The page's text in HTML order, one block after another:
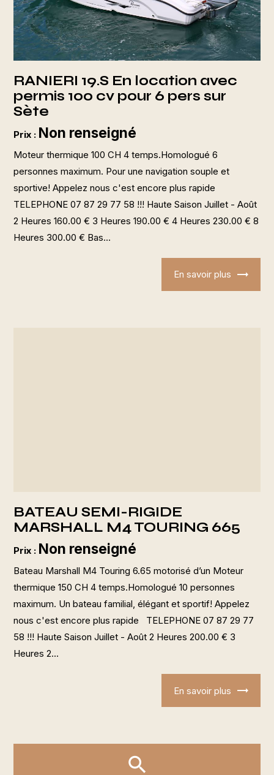
RANIERI 19.S En location avec
permis 100 cv pour 6 pers sur
Sète
Prix : Non renseigné
Moteur thermique 100 CH 4 temps.Homologué 6
personnes maximum. Pour une navigation souple et
sportive! Appelez nous c'est encore plus rapide
TELEPHONE 07 87 29 77 58 !!! Haute Saison Juillet - Août
2 Heures 160.00 € 3 Heures 190.00 € 4 Heures 230.00 € 8
Heures 300.00 € Bas...
En savoir plus
BATEAU SEMI-RIGIDE
MARSHALL M4 TOURING 665
Prix : Non renseigné
Bateau Marshall M4 Touring 6.65 motorisé d’un Moteur
thermique 150 CH 4 temps.Homologué 10 personnes
maximum. Un bateau familial, élégant et sportif! Appelez
nous c'est encore plus rapide TELEPHONE 07 87 29 77
58 !!! Haute Saison Juillet - Août 2 Heures 200.00 € 3
Heures 2...
En savoir plus